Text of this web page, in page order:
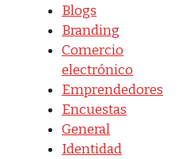
Blogs
Branding
Comercio
electrónico
Emprendedores
Encuestas
General
Identidad